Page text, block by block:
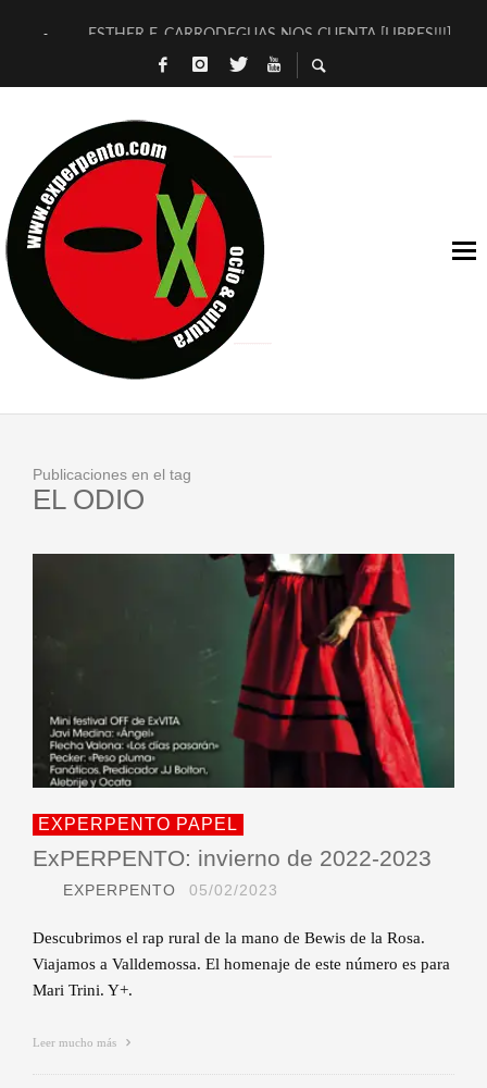
ESTHER F. CARRODEGUAS NOS CUENTA [LIBRES!!!]
[TERRA DE GUAPES] DE SANDRA MONFORT
TIMBRE 4, LA ESCUELA DEL DIRECTOR TEATRAL CLAUDIO
30 AÑOS (NO ES NADA) DE LA KATARSIS DEL TOMATAZO
MILITARES JUDÍAS EN #EXVITA
D’BALDOMEROS REINVENTAN [BITÁCORA 3.0] EN EXVITA
MARSHALL FLASH PRESENTA EN EXVITA [RELATIVA
JOFRE BARDAGÍ EN EXVITA INTERPRETANDO A SERRAT
Publicaciones en el tag
EL ODIO
EXPERPENTO PAPEL
ExPERPENTO: invierno de 2022-2023
EXPERPENTO 05/02/2023
Descubrimos el rap rural de la mano de Bewis de la Rosa.
Viajamos a Valldemossa. El homenaje de este número es para
Mari Trini. Y+.
Leer mucho más